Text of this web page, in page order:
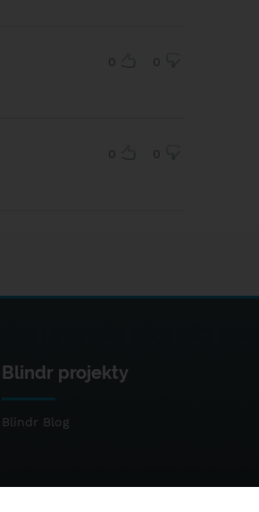
0 0
0 0
Blindr projekty
Blindr Blog